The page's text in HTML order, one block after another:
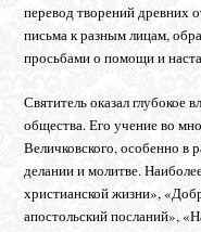
перевод творений древних
письма к разным лицам,
просьбами о помощи и
Святитель оказал глубокое
общества. Его учение во
Величковского, особенно в
делании и молитве.
христианской жизни»,
апостольский посланий»,